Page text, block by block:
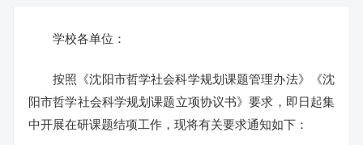
学校各单位：
按照《沈阳市哲学社会科学规划课题管理办法》《沈
阳市哲学社会科学规划课题立项协议书》要求，即日起集
中开展在研课题结项工作，现将有关要求通知如下：